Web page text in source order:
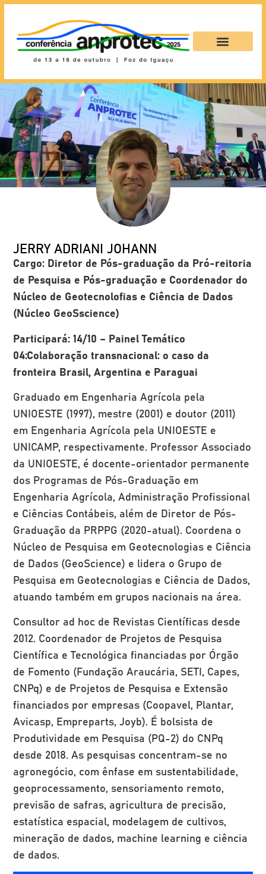
JERRY ADRIANI JOHANN
Cargo: Diretor de Pós-graduação da Pró-reitoria
de Pesquisa e Pós-graduação e Coordenador do
Núcleo de Geotecnolofias e Ciência de Dados
(Núcleo GeoSscience)
Participará: 14/10 – Painel Temático
04:Colaboração transnacional: o caso da
fronteira Brasil, Argentina e Paraguai
Graduado em Engenharia Agrícola pela
UNIOESTE (1997), mestre (2001) e doutor (2011)
em Engenharia Agrícola pela UNIOESTE e
UNICAMP, respectivamente. Professor Associado
da UNIOESTE, é docente-orientador permanente
dos Programas de Pós-Graduação em
Engenharia Agrícola, Administração Profissional
e Ciências Contábeis, além de Diretor de Pós-
Graduação da PRPPG (2020-atual). Coordena o
Núcleo de Pesquisa em Geotecnologias e Ciência
de Dados (GeoScience) e lidera o Grupo de
Pesquisa em Geotecnologias e Ciência de Dados,
atuando também em grupos nacionais na área.
Consultor ad hoc de Revistas Científicas desde
2012. Coordenador de Projetos de Pesquisa
Científica e Tecnológica financiadas por Órgão
de Fomento (Fundação Araucária, SETI, Capes,
CNPq) e de Projetos de Pesquisa e Extensão
financiados por empresas (Coopavel, Plantar,
Avicasp, Empreparts, Joyb). É bolsista de
Produtividade em Pesquisa (PQ-2) do CNPq
desde 2018. As pesquisas concentram-se no
agronegócio, com ênfase em sustentabilidade,
geoprocessamento, sensoriamento remoto,
previsão de safras, agricultura de precisão,
estatística espacial, modelagem de cultivos,
mineração de dados, machine learning e ciência
de dados.